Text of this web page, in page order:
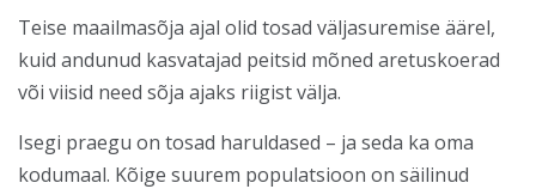
Teise maailmasõja ajal olid tosad väljasuremise äärel,
kuid andunud kasvatajad peitsid mõned aretuskoerad
või viisid need sõja ajaks riigist välja.
Isegi praegu on tosad haruldased – ja seda ka oma
kodumaal. Kõige suurem populatsioon on säilinud